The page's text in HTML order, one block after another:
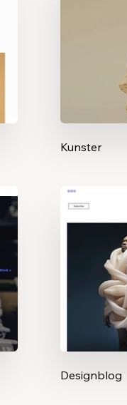
Kunster
Designblog